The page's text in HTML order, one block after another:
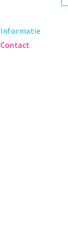
Informatie
Contact